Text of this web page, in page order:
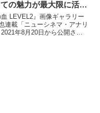
の魅力が最大限に活か
作！
LEVEL2』画像ギャラリー
連載「ニューシネマ・アナリ
年8月20日から公開され